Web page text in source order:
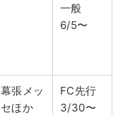
一般
6/5〜
幕張メッ
セほか
FC先行
3/30〜